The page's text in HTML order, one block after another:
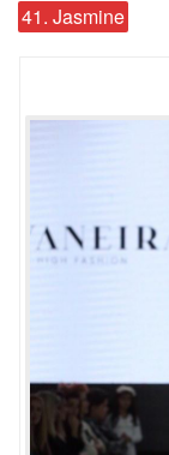
41. Jasmine